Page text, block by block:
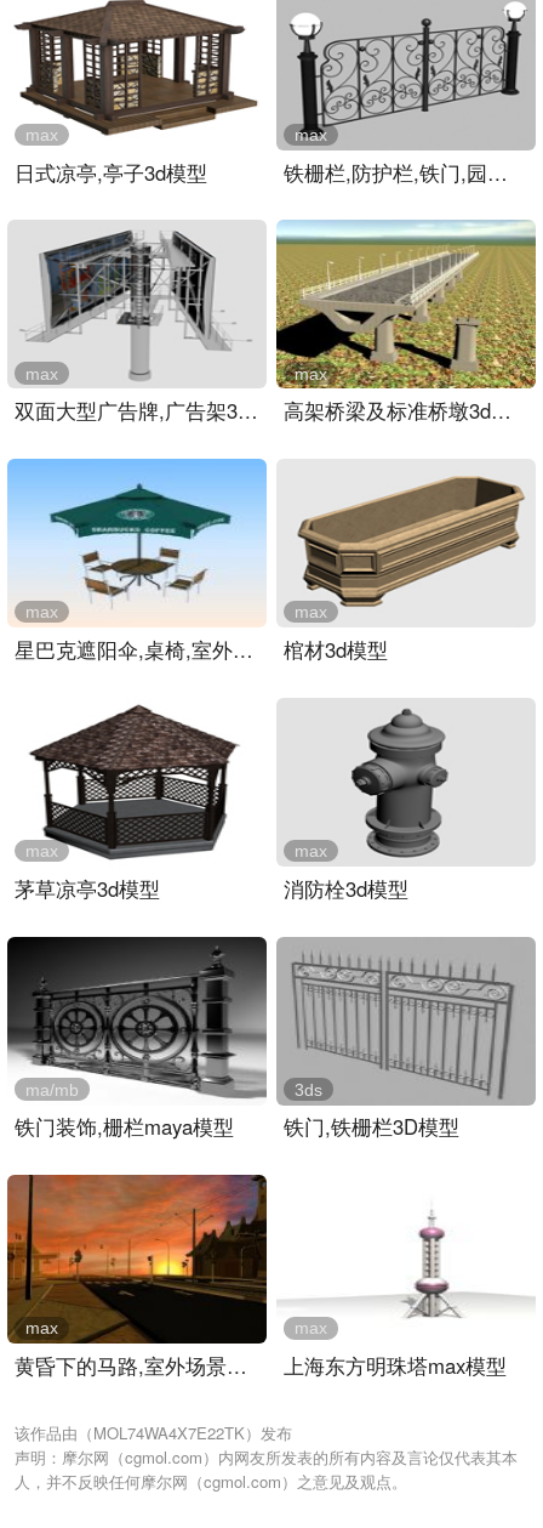
日式凉亭,亭子3d模型
max
铁栅栏,防护栏,铁门,园林小..
max
双面大型广告牌,广告架3d模..
max
高架桥梁及标准桥墩3d模型..
max
星巴克遮阳伞,桌椅,室外场..
max
棺材3d模型
max
茅草凉亭3d模型
max
消防栓3d模型
max
铁门装饰,栅栏maya模型
ma/mb
铁门,铁栅栏3D模型
3ds
黄昏下的马路,室外场景max..
max
上海东方明珠塔max模型
max
该作品由（MOL74WA4X7E22TK）发布
声明：摩尔网（cgmol.com）内网友所发表的所有内容及言论仅代表其本
人，并不反映任何摩尔网（cgmol.com）之意见及观点。